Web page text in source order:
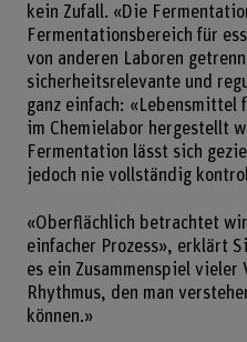
kein Zufall. «Die
Fermentationsbereich für
von anderen Laboren
sicherheitsrelevante und
ganz einfach: «Lebensmittel
im Chemielabor hergestellt
Fermentation lässt sich
jedoch nie vollständig
«Oberflächlich betrachtet
einfacher Prozess», erklärt
es ein Zusammenspiel
Rhythmus, den man
können.»